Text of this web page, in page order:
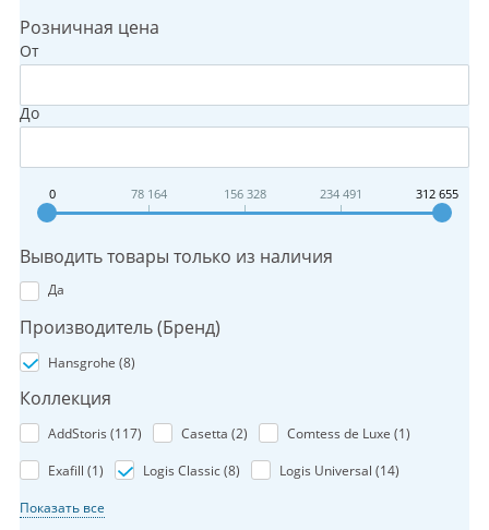
Розничная цена
От
До
0 78 164 156 328 234 491 312 655
Выводить товары только из наличия
Да
Производитель (Бренд)
Hansgrohe (8)
Коллекция
AddStoris (117) Casetta (2) Comtess de Luxe (1)
Exafill (1) Logis Classic (8) Logis Universal (14)
Показать все